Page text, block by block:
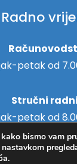
Radno
petak od
Stručni
petak od
bismo vam